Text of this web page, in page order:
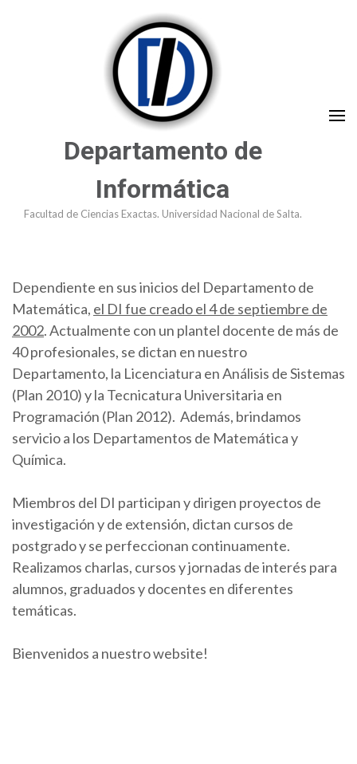
Departamento de
Informática
Facultad de Ciencias Exactas. Universidad Nacional de Salta.
Dependiente en sus inicios del Departamento de
Matemática, el DI fue creado el 4 de septiembre de
2002. Actualmente con un plantel docente de más de
40 profesionales, se dictan en nuestro
Departamento, la Licenciatura en Análisis de Sistemas
(Plan 2010) y la Tecnicatura Universitaria en
Programación (Plan 2012). Además, brindamos
servicio a los Departamentos de Matemática y
Química.
Miembros del DI participan y dirigen proyectos de
investigación y de extensión, dictan cursos de
postgrado y se perfeccionan continuamente.
Realizamos charlas, cursos y jornadas de interés para
alumnos, graduados y docentes en diferentes
temáticas.
Bienvenidos a nuestro website!